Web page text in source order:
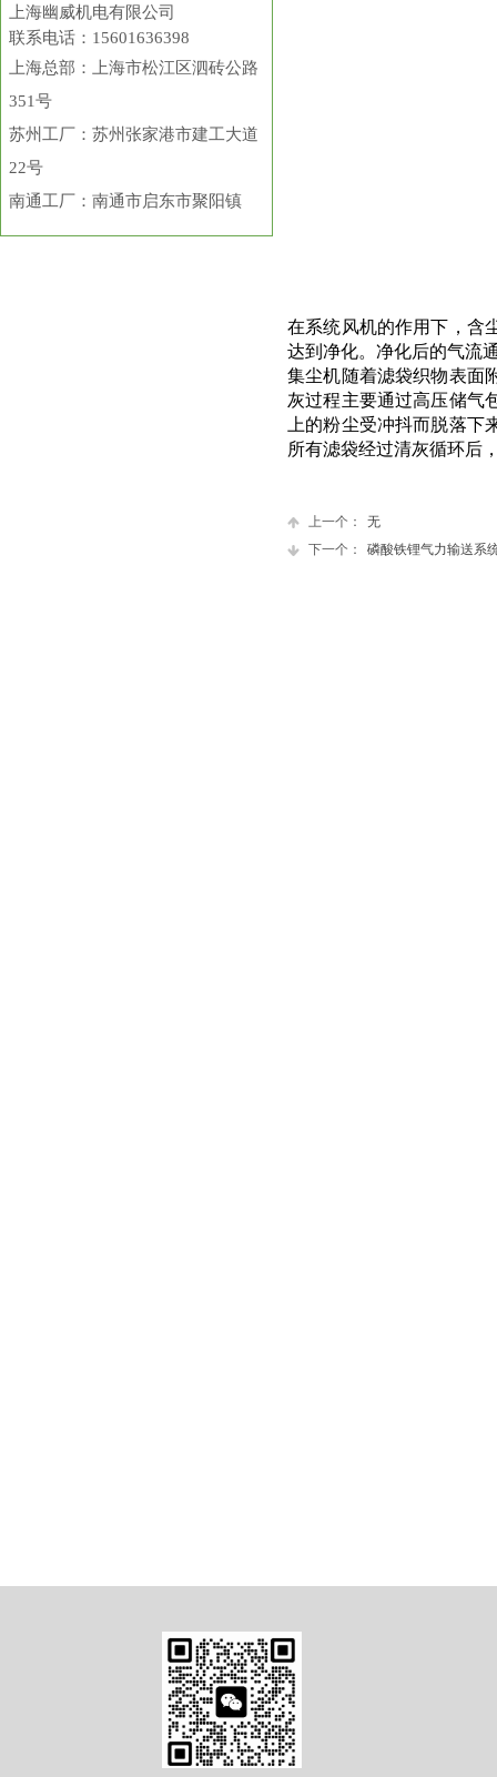
在系统风机的作用下，含
达到净化。净化后的气流
集尘机随着滤袋织物表面
灰过程主要通过高压储气
上的粉尘受冲抖而脱落
所有滤袋经过清灰循环后
上一个：
无
下一个：
磷酸铁锂气力输送系
上海幽威机电有限公司
联系电话：15601636398
上海总部 ：上海市松江区泗砖公路
351号
苏州工厂：苏州张家港市建工大道
22号
南通工厂：南通市启东市聚阳镇